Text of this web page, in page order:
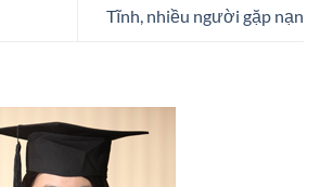
Tĩnh, nhiều người gặp nạn